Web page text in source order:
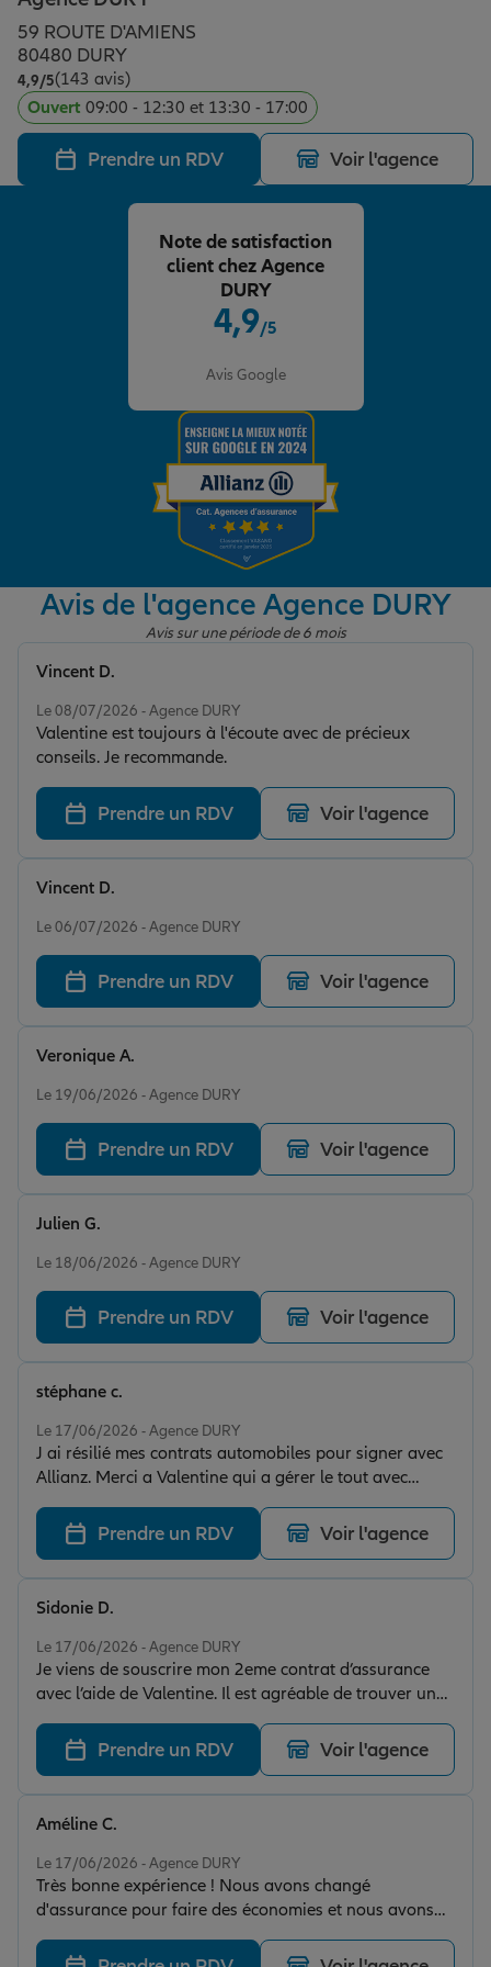
Assurance emprunteur
Prévoyance et dépendance
Assurance animal de compagnie
Protection de la famille
Protection juridique
Épargne & retraite
Plan épargne retraite
Assurance vie
Placements financiers
Investissements immobiliers
Transmission
Vos projets
Partir en vacances
Départ à la retraite
Préparer l’avenir
Conseil assurance
Assurance habitation
Le Pack Famille
Garantie des accidents de la vie
Assurance scolaire
Protection juridique
Retraite
Tous nos devis d'assurance
Allianz en France
59 ROUTE D'AMIENS
80480 DURY
4,9/5Note de 4.9 sur 5
(143 avis)
Ouvert 09:00 - 12:30 et 13:30 - 17:00
Prendre un RDV Voir l'agence
4,9/5
Avis Google
Note de satisfaction
client chez Agence
DURY
Avis de l'agence Agence DURY
Avis sur une période de 6 mois
Le 08/07/2026 - Agence DURY
Valentine est toujours à l'écoute avec de précieux
conseils. Je recommande.
Vincent D.
Prendre un RDV Voir l'agence
Le 06/07/2026 - Agence DURY
Vincent D.
Prendre un RDV Voir l'agence
Le 19/06/2026 - Agence DURY
Veronique A.
Prendre un RDV Voir l'agence
Le 18/06/2026 - Agence DURY
Julien G.
Prendre un RDV Voir l'agence
Le 17/06/2026 - Agence DURY
J ai résilié mes contrats automobiles pour signer avec
Allianz. Merci a Valentine qui a gérer le tout avec
beaucoup de professionnalisme. Sa rapidité, son aide
et ses explications m ont aidé a faire mon choix. Je suis
très satisfait
stéphane c.
Prendre un RDV Voir l'agence
Le 17/06/2026 - Agence DURY
Je viens de souscrire mon 2eme contrat d’assurance
avec l’aide de Valentine. Il est agréable de trouver une
oreille attentive et des conseils avisés ou à l’heure
d’aujourd’hui tout est réalisé sur plate-forme à
distance et déshumanisé. J’ai déjà eu un sinistre et tout
s’est régularise facilement et rapidement avec un bon
suivi de Valentine.
Sidonie D.
Prendre un RDV Voir l'agence
Le 17/06/2026 - Agence DURY
Très bonne expérience ! Nous avons changé
d'assurance pour faire des économies et nous avons
été pris en charge par une conseillère formidable. Elle
a été très disponible, a répondu à toutes nos questions
Améline C.